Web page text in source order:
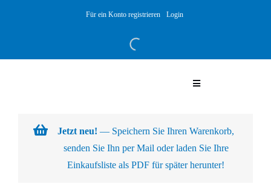
Für ein Konto registrieren Login
Toggle
Jetzt neu! — Speichern Sie Ihren Warenkorb,
senden Sie Ihn per Mail oder laden Sie Ihre
Einkaufsliste als PDF für später herunter!